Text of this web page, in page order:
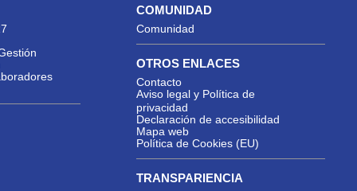
COMUNIDAD
Comunidad
OTROS ENLACES
Contacto
Aviso legal y Política de
privacidad
Declaración de accesibilidad
Mapa web
Política de Cookies (EU)
TRANSPARIENCIA